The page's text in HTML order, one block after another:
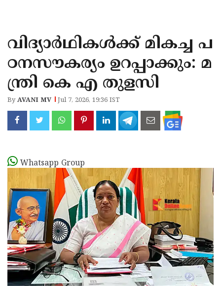
KANNUR
KASARAGOD
വിദ്യാർഥികൾക്ക് മികച്ച പ
ഠനസൗകര്യം ഉറപ്പാക്കും: മ
ന്ത്രി കെ എ തുളസി
ByAVANI MV Jul 7, 2026, 19:36 IST
Whatsapp Group